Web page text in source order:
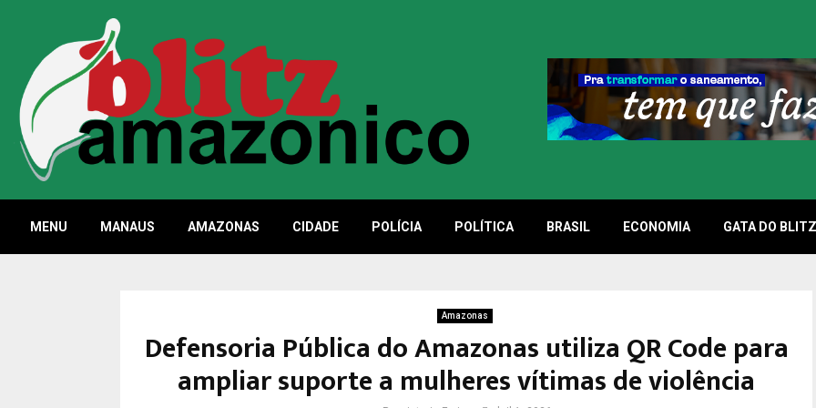
MENU MANAUS AMAZONAS CIDADE POLÍCIA POLÍTICA BRASIL ECONOMIA GATA DO BLITZ
Amazonas
Defensoria Pública do Amazonas utiliza QR Code para
ampliar suporte a mulheres vítimas de violência